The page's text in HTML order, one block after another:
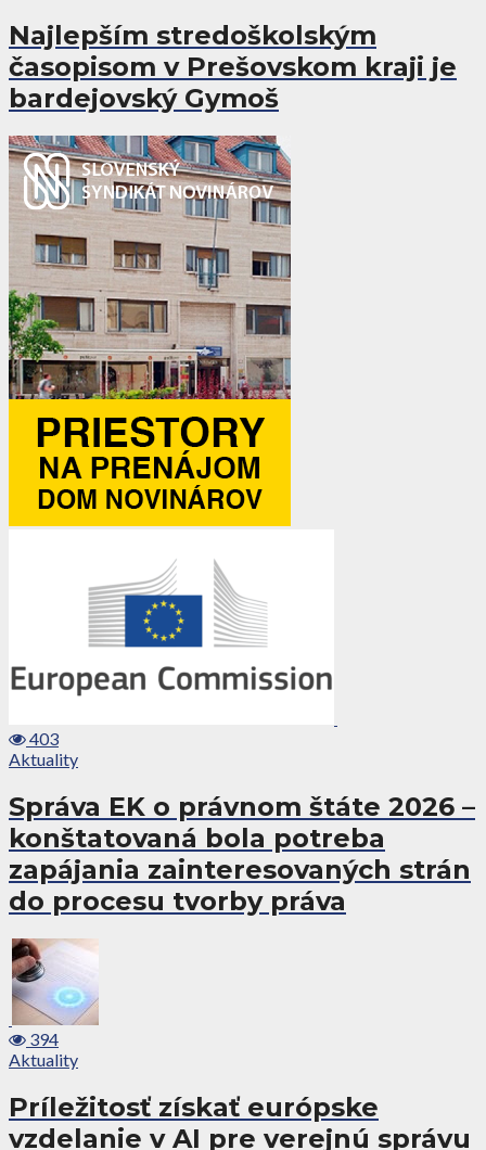
Najlepším stredoškolským
časopisom v Prešovskom kraji je
bardejovský Gymoš
403
Aktuality
Správa EK o právnom štáte 2026 –
konštatovaná bola potreba
zapájania zainteresovaných strán
do procesu tvorby práva
394
Aktuality
Príležitosť získať európske
vzdelanie v AI pre verejnú správu